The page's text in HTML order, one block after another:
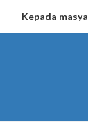
Kepada